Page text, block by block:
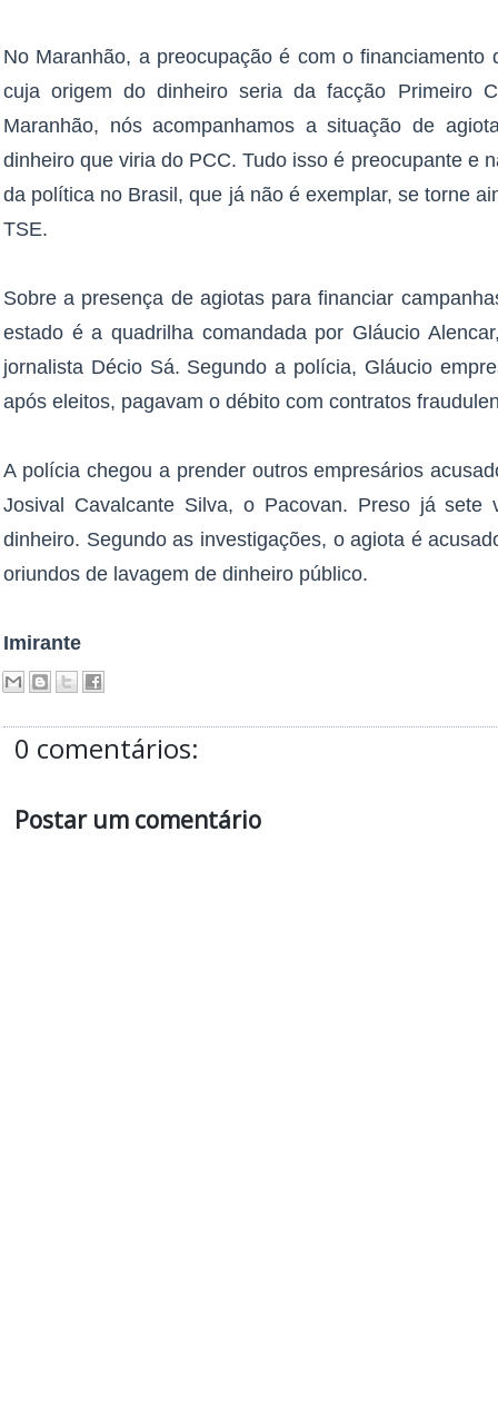
No Maranhão, a preocupação é com o financiamento
cuja origem do dinheiro seria da facção Primeiro
Maranhão, nós acompanhamos a situação de
dinheiro que viria do PCC. Tudo isso é preocupante e
da política no Brasil, que já não é exemplar, se torne
TSE.
Sobre a presença de agiotas para financiar
estado é a quadrilha comandada por Gláucio
jornalista Décio Sá. Segundo a polícia, Gláucio
após eleitos, pagavam o débito com contratos
A polícia chegou a prender outros empresários
Josival Cavalcante Silva, o Pacovan. Preso já
dinheiro. Segundo as investigações, o agiota é
oriundos de lavagem de dinheiro público.
Imirante
0 comentários:
Postar um comentário